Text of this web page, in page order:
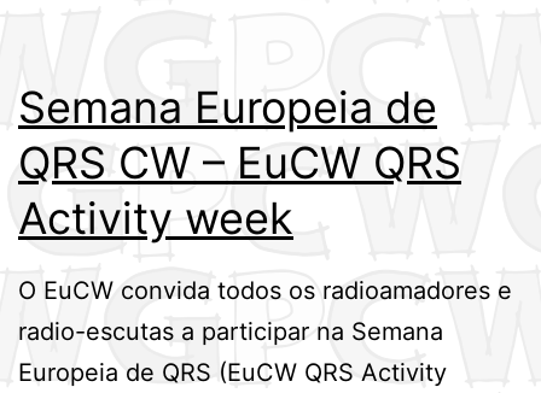
Semana Europeia de
QRS CW – EuCW QRS
Activity week
O EuCW convida todos os radioamadores e
radio-escutas a participar na Semana
Europeia de QRS (EuCW QRS Activity